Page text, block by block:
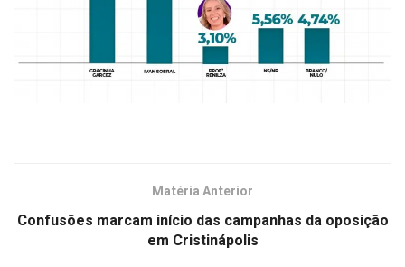
Matéria Anterior
Confusões marcam início das campanhas da oposição
em Cristinápolis